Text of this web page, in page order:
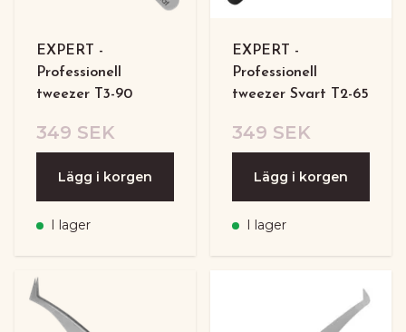
EXPERT -
Professionell
tweezer T3-90
349 SEK
Lägg i korgen
I lager
EXPERT -
Professionell
tweezer Svart T2-65
349 SEK
Lägg i korgen
I lager